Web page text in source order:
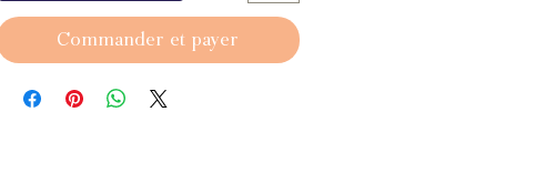
Commander et payer